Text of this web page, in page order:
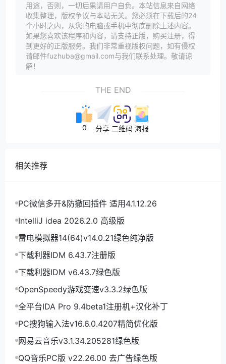
用途，否则，一切后果请用户自负。本站信息来自网络
收集整理，版权争议与本站无关。您必须在下载后的24
个小时之内，从您的电脑或手机中彻底删除上述内容。
如果您喜欢该程序和内容，请支持正版，购买注册，得
到更好的正版服务。我们非常重视版权问题，如有侵权
请邮件fuzhuba@gmail.com与我们联系处理。敬请谅
解！
THE END
0 分享 二维码 海报
相关推荐
PC微信多开&防撤回插件 适用4.1.12.26
IntelliJ idea 2026.2.0 高级版
雷电模拟器14(64)v14.0.21绿色纯净版
下载利器IDM 6.43.7注册版
下载利器IDM v6.43.7绿色版
OpenSpeedy游戏变速v3.3.2绿色版
全平台IDA Pro 9.4beta1注册机+汉化补丁
PC搜狗输入法v16.6.0.4207精简优化版
网易云音乐v3.1.34.205281绿色版
QQ音乐PC版 v22.26.00 去广告绿色版